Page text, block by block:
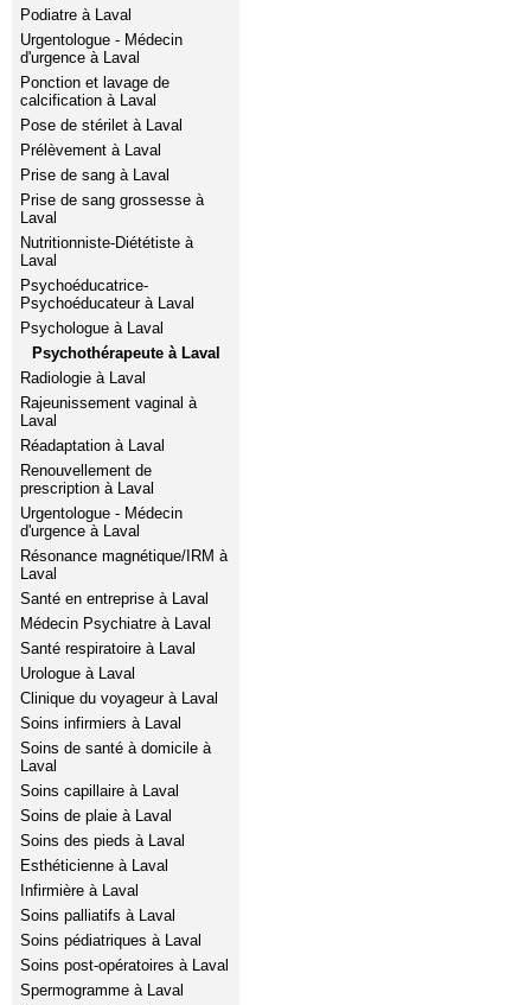
Podiatre à Laval
Urgentologue - Médecin
d'urgence à Laval
Ponction et lavage de
calcification à Laval
Pose de stérilet à Laval
Prélèvement à Laval
Prise de sang à Laval
Prise de sang grossesse à
Laval
Nutritionniste-Diététiste à
Laval
Psychoéducatrice-
Psychoéducateur à Laval
Psychologue à Laval
Psychothérapeute à Laval
Radiologie à Laval
Rajeunissement vaginal à
Laval
Réadaptation à Laval
Renouvellement de
prescription à Laval
Urgentologue - Médecin
d'urgence à Laval
Résonance magnétique/IRM à
Laval
Santé en entreprise à Laval
Médecin Psychiatre à Laval
Santé respiratoire à Laval
Urologue à Laval
Clinique du voyageur à Laval
Soins infirmiers à Laval
Soins de santé à domicile à
Laval
Soins capillaire à Laval
Soins de plaie à Laval
Soins des pieds à Laval
Esthéticienne à Laval
Infirmière à Laval
Soins palliatifs à Laval
Soins pédiatriques à Laval
Soins post-opératoires à Laval
Spermogramme à Laval